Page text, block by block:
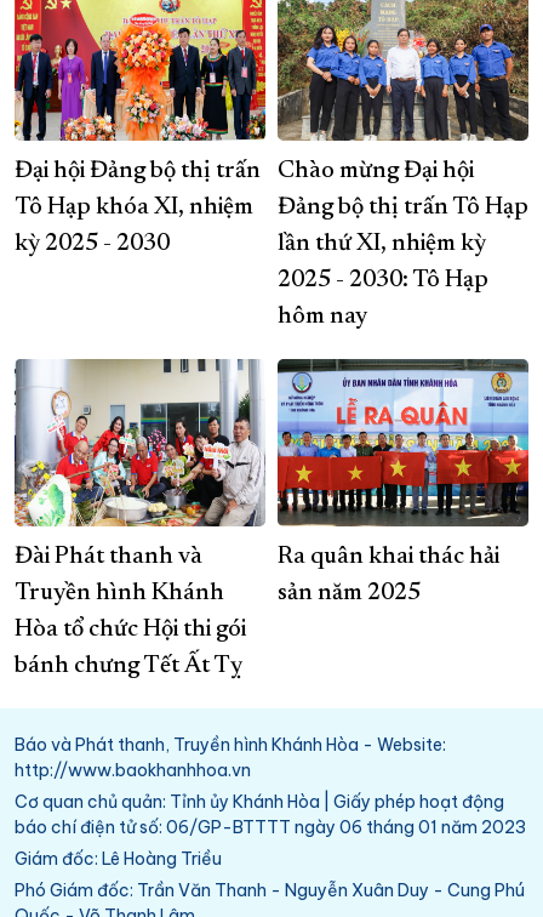
Đại hội Đảng bộ thị trấn
Tô Hạp khóa XI, nhiệm
kỳ 2025 - 2030
Chào mừng Đại hội
Đảng bộ thị trấn Tô Hạp
lần thứ XI, nhiệm kỳ
2025 - 2030: Tô Hạp
hôm nay
Đài Phát thanh và
Truyền hình Khánh
Hòa tổ chức Hội thi gói
bánh chưng Tết Ất Tỵ
Ra quân khai thác hải
sản năm 2025
Báo và Phát thanh, Truyền hình Khánh Hòa - Website:
http://www.baokhanhhoa.vn
Cơ quan chủ quản: Tỉnh ủy Khánh Hòa | Giấy phép hoạt động
báo chí điện tử số: 06/GP-BTTTT ngày 06 tháng 01 năm 2023
Giám đốc: Lê Hoàng Triều
Phó Giám đốc: Trần Văn Thanh - Nguyễn Xuân Duy - Cung Phú